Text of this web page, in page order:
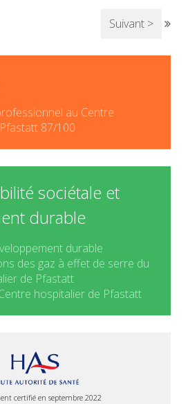
Suivant >
au Centre
87/100
sociétale et
durable
durable
des gaz à effet de serre du
de Pfastatt
hospitalier de Pfastatt
certifié en septembre 2022